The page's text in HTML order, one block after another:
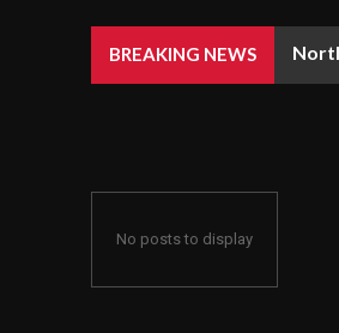
BREAKING NEWS
No posts to display